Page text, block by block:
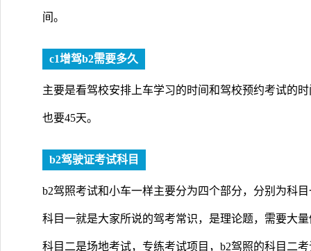
间。
c1增驾b2需要多久
主要是看驾校安排上车学习的时间和驾校预约考试的
也要45天。
b2驾驶证考试科目
b2驾照考试和小车一样主要分为四个部分，分别为科
科目一就是大家所说的驾考常识，是理论题，需要大
科目二是场地考试，专练考试项目，b2驾照的科目二